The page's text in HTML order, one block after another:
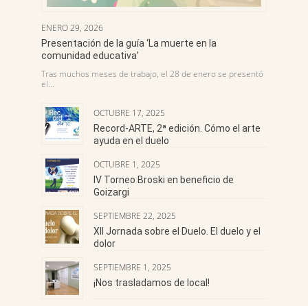
ENERO 29, 2026
Presentación de la guía ‘La muerte en la
comunidad educativa’
Tras muchos meses de trabajo, el 28 de enero se presentó
el…
OCTUBRE 17, 2025
Record-ARTE, 2ª edición. Cómo el arte
ayuda en el duelo
OCTUBRE 1, 2025
IV Torneo Broski en beneficio de
Goizargi
SEPTIEMBRE 22, 2025
XII Jornada sobre el Duelo. El duelo y el
dolor
SEPTIEMBRE 1, 2025
¡Nos trasladamos de local!